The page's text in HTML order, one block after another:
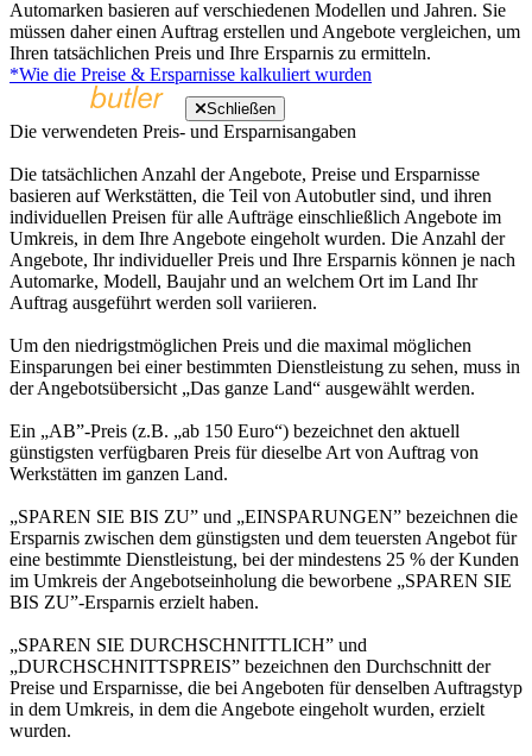
Automarken basieren auf verschiedenen Modellen und Jahren. Sie
müssen daher einen Auftrag erstellen und Angebote vergleichen, um
Ihren tatsächlichen Preis und Ihre Ersparnis zu ermitteln.
*Wie die Preise & Ersparnisse kalkuliert wurden
Schließen
Die verwendeten Preis- und Ersparnisangaben
Die tatsächlichen Anzahl der Angebote, Preise und Ersparnisse
basieren auf Werkstätten, die Teil von Autobutler sind, und ihren
individuellen Preisen für alle Aufträge einschließlich Angebote im
Umkreis, in dem Ihre Angebote eingeholt wurden. Die Anzahl der
Angebote, Ihr individueller Preis und Ihre Ersparnis können je nach
Automarke, Modell, Baujahr und an welchem Ort im Land Ihr
Auftrag ausgeführt werden soll variieren.
Um den niedrigstmöglichen Preis und die maximal möglichen
Einsparungen bei einer bestimmten Dienstleistung zu sehen, muss in
der Angebotsübersicht „Das ganze Land“ ausgewählt werden.
Ein „AB”-Preis (z.B. „ab 150 Euro“) bezeichnet den aktuell
günstigsten verfügbaren Preis für dieselbe Art von Auftrag von
Werkstätten im ganzen Land.
„SPAREN SIE BIS ZU” und „EINSPARUNGEN” bezeichnen die
Ersparnis zwischen dem günstigsten und dem teuersten Angebot für
eine bestimmte Dienstleistung, bei der mindestens 25 % der Kunden
im Umkreis der Angebotseinholung die beworbene „SPAREN SIE
BIS ZU”-Ersparnis erzielt haben.
„SPAREN SIE DURCHSCHNITTLICH” und
„DURCHSCHNITTSPREIS” bezeichnen den Durchschnitt der
Preise und Ersparnisse, die bei Angeboten für denselben Auftragstyp
in dem Umkreis, in dem die Angebote eingeholt wurden, erzielt
wurden.